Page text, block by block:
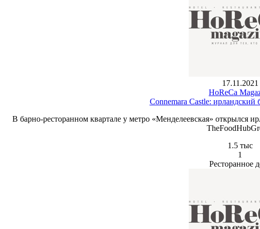
17.11.2021
HoReCa
Connemara Castle: ирландский
В барно-ресторанном квартале у метро «Менделеевская» открылся
1.5 тыс
1
Ресторанное